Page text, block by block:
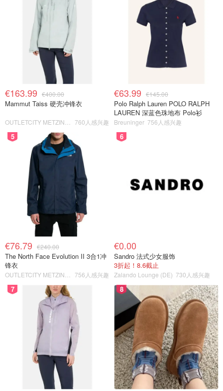
€163.99 €400.00
Mammut Taiss 硬壳冲锋衣
760人感兴趣
€63.99 €145.00
Polo Ralph Lauren POLO RALPH
LAUREN 深蓝色珠地布 Polo衫
Breuninger 756人感兴趣
5
€76.79 €240.00
The North Face Evolution II 3合1冲
锋衣
756人感兴趣
6
€0.00
Sandro 法式少女服饰
3折起！8.6截止
Zalando Lounge (DE) 730人感兴趣
7 8